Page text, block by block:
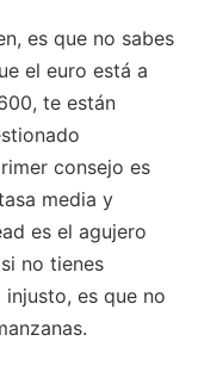
es que no sabes
el euro está a
te están
consejo es
media y
es el agujero
no tienes
es que no